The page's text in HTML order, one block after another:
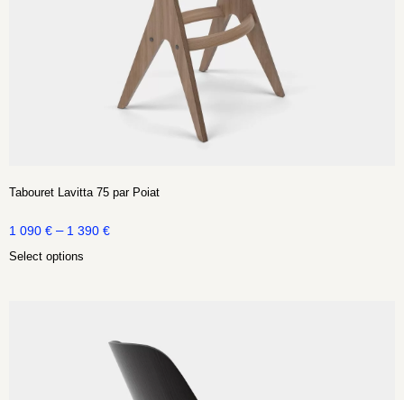
Tabouret Lavitta 75 par Poiat
1 090 € – 1 390 €
Select options